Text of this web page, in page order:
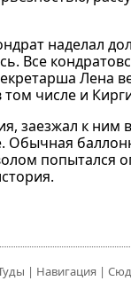
наделал
Все
Лена
том числе и
к ним
Обычная
| Навигация |